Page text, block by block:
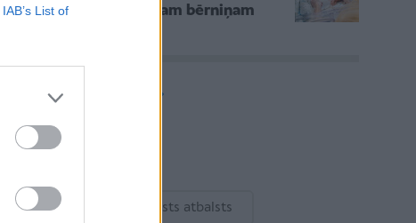
IAB’s List of
priekšlaikus dzimušam bērniņam
Vairāk rakstu
Ukraina Valsts atbalsts